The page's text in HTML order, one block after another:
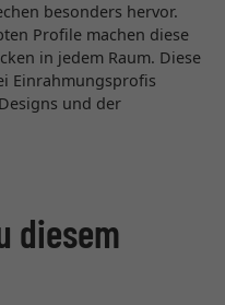
besonders hervor.
Profile machen diese
in jedem Raum. Diese
Einrahmungsprofis
und der
diesem